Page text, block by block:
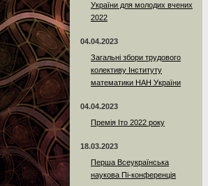
України для молодих вчених
2022
04.04.2023
Загальні збори трудового
колективу Інституту
математики НАН України
04.04.2023
Премія Іто 2022 року
18.03.2023
Перша Всеукраїнська
наукова Пі-конференція